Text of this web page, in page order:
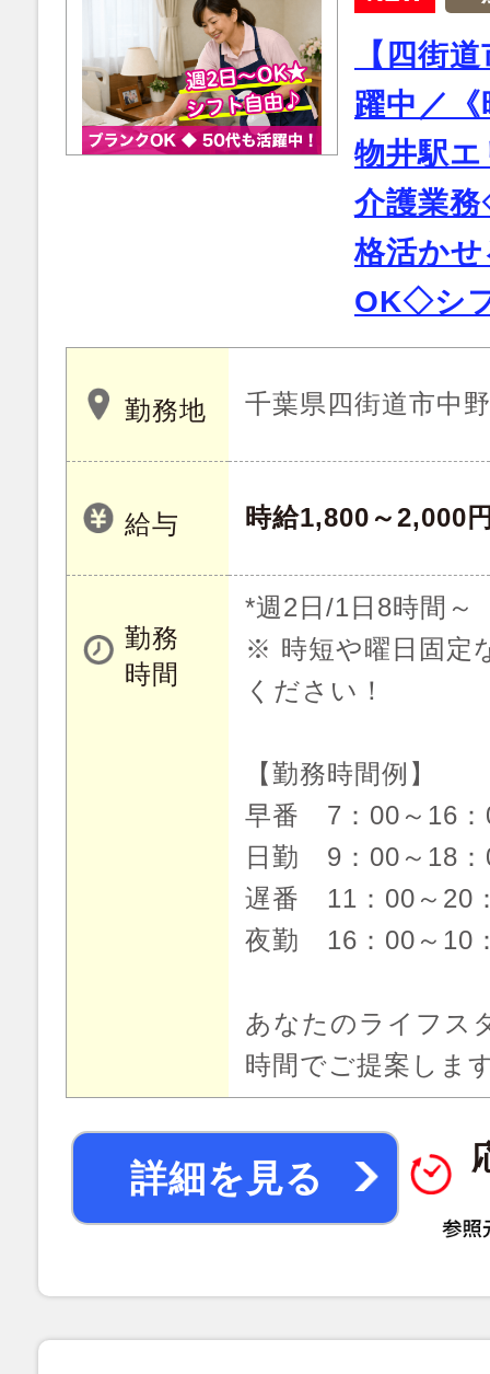
【四街
躍中／
物井駅
介護業
格活か
OK◇シ
勤務地 千葉県四街道市中野
給与 時給1,800～2,000
勤務
時間
*週2日/1日8時間
※ 時短や曜日固定
ください！
【勤務時間例】
早番 7：00～16：
日勤 9：00～18：
遅番 11：00～20
夜勤 16：00～10
あなたのライフス
時間でご提案しま
詳細を見る